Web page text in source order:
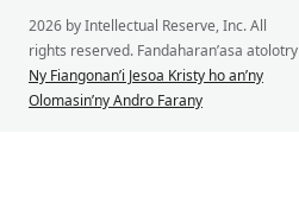
2026 by Intellectual Reserve, Inc. All
rights reserved. Fandaharan’asa atolotry
Ny Fiangonan’i Jesoa Kristy ho an’ny
Olomasin’ny Andro Farany